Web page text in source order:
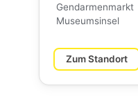
Gendarmenmarkt
Museumsinsel
Zum Standort